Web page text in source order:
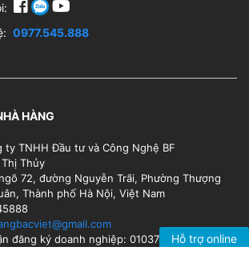
0977.545.888
HÀNG
ty TNHH Đầu tư và Công Nghệ BF
Thủy
72, đường Nguyễn Trãi, Phường Thượng
Thành phố Hà Nội, Việt Nam
đăng ký doanh nghiệp: 0103749834Hỗ trợ online